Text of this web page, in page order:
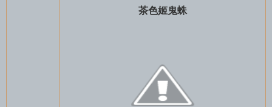
茶色姬鬼蛛